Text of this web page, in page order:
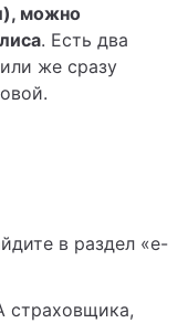
можно
. Есть два
же сразу
в раздел «е-
страховщика,